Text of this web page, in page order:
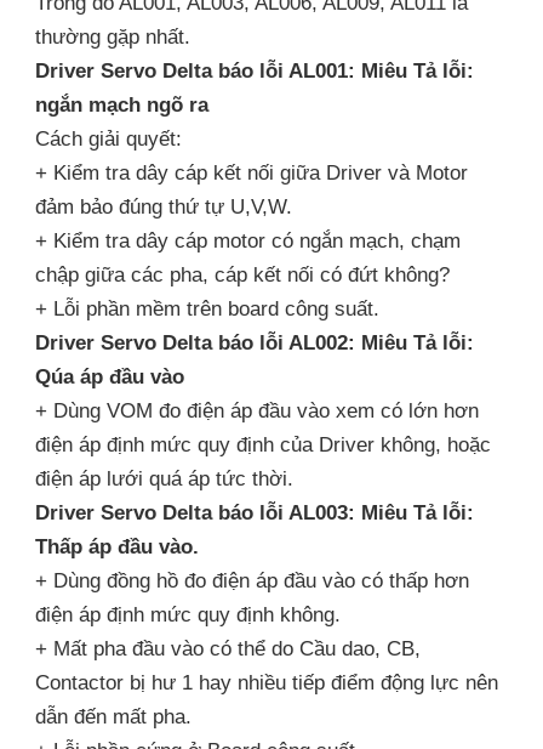
thường gặp nhất.
Driver Servo Delta báo lỗi AL001: Miêu Tả lỗi:
ngắn mạch ngõ ra
Cách giải quyết:
+ Kiểm tra dây cáp kết nối giữa Driver và Motor
đảm bảo đúng thứ tự U,V,W.
+ Kiểm tra dây cáp motor có ngắn mạch, chạm
chập giữa các pha, cáp kết nối có đứt không?
+ Lỗi phần mềm trên board công suất.
Driver Servo Delta báo lỗi AL002: Miêu Tả lỗi:
Qúa áp đầu vào
+ Dùng VOM đo điện áp đầu vào xem có lớn hơn
điện áp định mức quy định của Driver không, hoặc
điện áp lưới quá áp tức thời.
Driver Servo Delta báo lỗi AL003: Miêu Tả lỗi:
Thấp áp đầu vào.
+ Dùng đồng hồ đo điện áp đầu vào có thấp hơn
điện áp định mức quy định không.
+ Mất pha đầu vào có thể do Cầu dao, CB,
Contactor bị hư 1 hay nhiều tiếp điểm động lực nên
dẫn đến mất pha.